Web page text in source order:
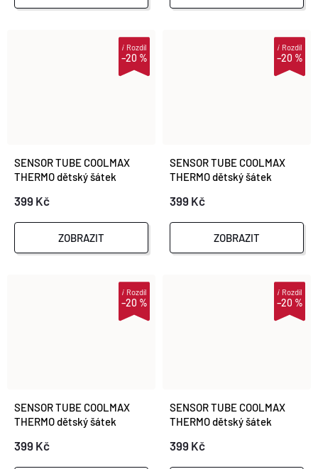
–20 %
iRozdíl
SENSOR TUBE COOLMAX
THERMO dětský šátek
399 Kč
ZOBRAZIT
–20 %
iRozdíl
SENSOR TUBE COOLMAX
THERMO dětský šátek
399 Kč
ZOBRAZIT
–20 %
iRozdíl
SENSOR TUBE COOLMAX
THERMO dětský šátek
399 Kč
–20 %
iRozdíl
SENSOR TUBE COOLMAX
THERMO dětský šátek
399 Kč